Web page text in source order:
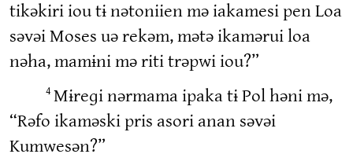
tikəkiri iou tɨ nətoniien mə iakamesi pen Loa
səvəi Moses uə rekəm, mətə ikamərui loa
nəha, mamɨni mə riti trəpwi iou?”
4 Mɨreɡi nərmama ipaka tɨ Pol həni mə,
“Rəfo ikaməski pris asori anan səvəi
Kumwesən?”